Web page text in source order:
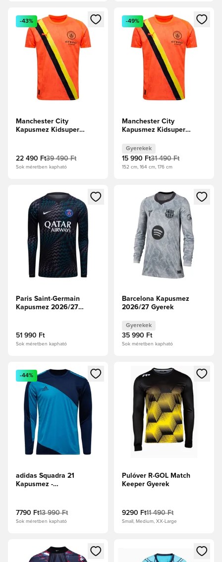
Megnyit egy modált a bejelentkezéshez vagy a tagként
-43%
Manchester City
Kapusmez Kidsuper
22 490 Ft39 490 Ft
Sok méretben kapható
Megnyit egy modált a
-49%
Manchester City
Kapusmez Kidsuper
Gyerek
Gyerekek
15 990 Ft31 490 Ft
152 cm, 164 cm, 176 cm
Megnyit egy modált a bejelentkezéshez vagy a tagként
Paris Saint-Germain
Kapusmez 2026/27
51 990 Ft
Sok méretben kapható
Megnyit egy modált a
Barcelona Kapusmez
2026/27 Gyerek
Gyerekek
35 990 Ft
Sok méretben kapható
Megnyit egy modált a bejelentkezéshez vagy a tagként
-44%
adidas Squadra 21
Kapusmez -
7790 Ft13 990 Ft
Sok méretben kapható
Megnyit egy modált a
Pulóver R-GOL Match
Keeper Gyerek
9290 Ft11 490 Ft
Small, Medium, XX-Large
Megnyit egy modált a bejelentkezéshez vagy a tagként
Megnyit egy modált a